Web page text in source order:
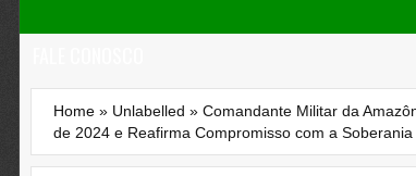
Home » Unlabelled » Comandante Militar da
de 2024 e Reafirma Compromisso com a